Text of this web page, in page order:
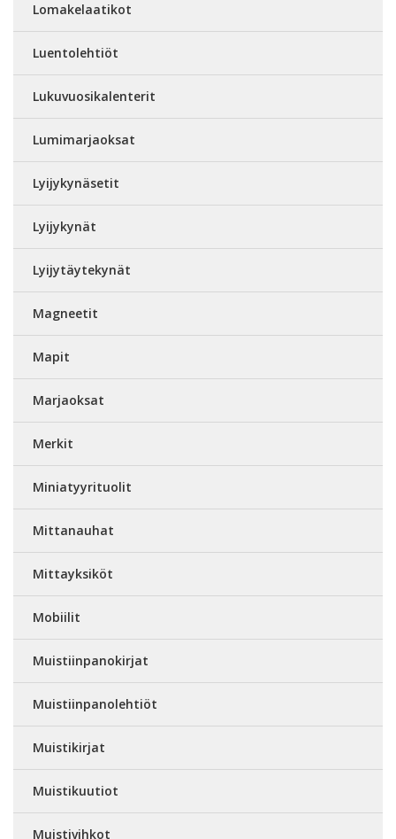
Lomakelaatikot
Luentolehtiöt
Lukuvuosikalenterit
Lumimarjaoksat
Lyijykynäsetit
Lyijykynät
Lyijytäytekynät
Magneetit
Mapit
Marjaoksat
Merkit
Miniatyyrituolit
Mittanauhat
Mittayksiköt
Mobiilit
Muistiinpanokirjat
Muistiinpanolehtiöt
Muistikirjat
Muistikuutiot
Muistivihkot